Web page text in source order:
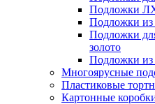
Подложки
Подложки из
Подложки
золото
Подложки из
Многоярусные
Пластиковые
Картонные